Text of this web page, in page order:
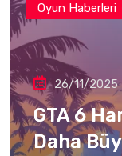
Oyun Haberleri
26/11/2025
GTA 6
Daha